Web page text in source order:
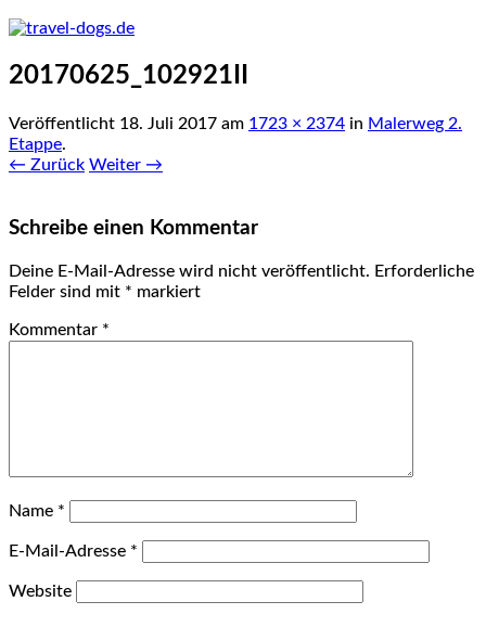
20170625_102921II
Veröffentlicht 18. Juli 2017 am 1723 × 2374 in Malerweg 2.
Etappe.
← Zurück Weiter →
Schreibe einen Kommentar
Deine E-Mail-Adresse wird nicht veröffentlicht. Erforderliche
Felder sind mit * markiert
Kommentar *
Name *
E-Mail-Adresse *
Website